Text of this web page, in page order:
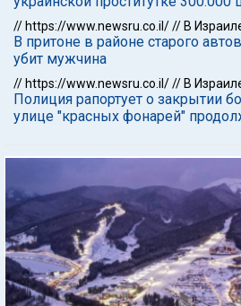
// https://www.newsru.co.il/// В
В притоне в районе старого
убит мужчина
// https://www.newsru.co.il/// В
Полиция рапортует о закрытии
улице "красных фонарей"